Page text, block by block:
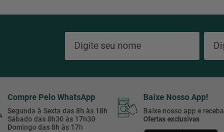
Compre Pelo WhatsApp
Segunda à Sexta das 8h às 18h
Sábado das 8h30 às 17h30
Domingo das 8h às 17h
Baixe Nosso App!
Baixe nosso app e receba
Ofertas exclusivas